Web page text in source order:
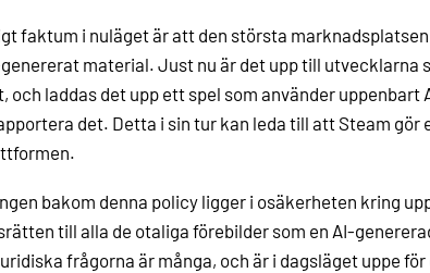
faktum i nuläget är att den största
material. Just nu är det upp till utvecklarna
och laddas det upp ett spel som använder
det. Detta i sin tur kan leda till att Steam gör
bakom denna policy ligger i osäkerheten kring
till alla de otaliga förebilder som en AI-
frågorna är många, och är i dagsläget uppe